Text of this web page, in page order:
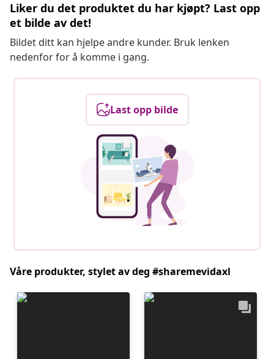
Liker du det produktet du har kjøpt? Last opp
et bilde av det!
Bildet ditt kan hjelpe andre kunder. Bruk lenken
nedenfor for å komme i gang.
Last opp bilde
Våre produkter, stylet av deg #sharemevidaxl